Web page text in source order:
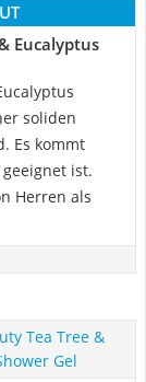
Eucalyptus
soliden
Es kommt
ist.
Herren als
Tea Tree &
Gel